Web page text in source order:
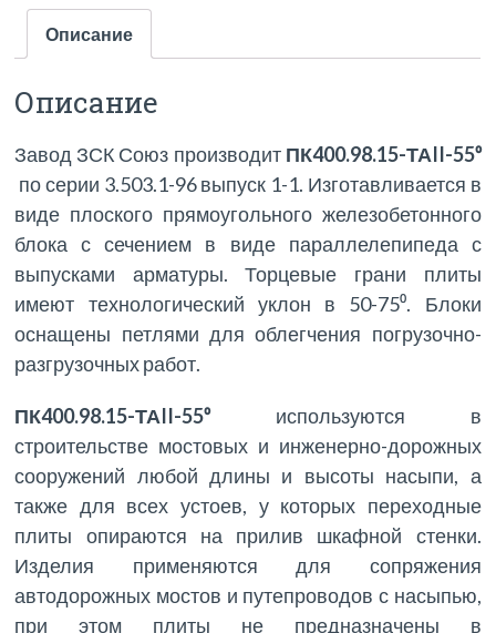
Описание
Описание
Завод ЗСК Союз производит ПК400.98.15-ТАII-55⁰
по серии 3.503.1-96 выпуск 1-1. Изготавливается в
виде плоского прямоугольного железобетонного
блока с сечением в виде параллелепипеда с
выпусками арматуры. Торцевые грани плиты
имеют технологический уклон в 50-75⁰. Блоки
оснащены петлями для облегчения погрузочно-
разгрузочных работ.
ПК400.98.15-ТАII-55⁰используются в
строительстве мостовых и инженерно-дорожных
сооружений любой длины и высоты насыпи, а
также для всех устоев, у которых переходные
плиты опираются на прилив шкафной стенки.
Изделия применяются для сопряжения
автодорожных мостов и путепроводов с насыпью,
при этом плиты не предназначены в